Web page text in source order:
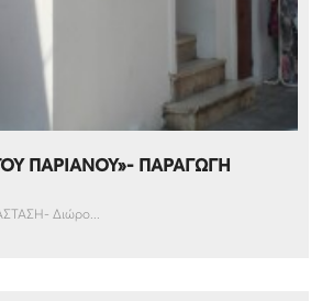
ΠΑΡΙΑΝΟΥ»- ΠΑΡΑΓΩΓΗ
Διώρο...